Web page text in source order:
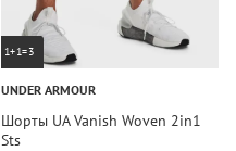
1+1=3
UNDER ARMOUR
Шорты UA Vanish Woven 2in1
Sts